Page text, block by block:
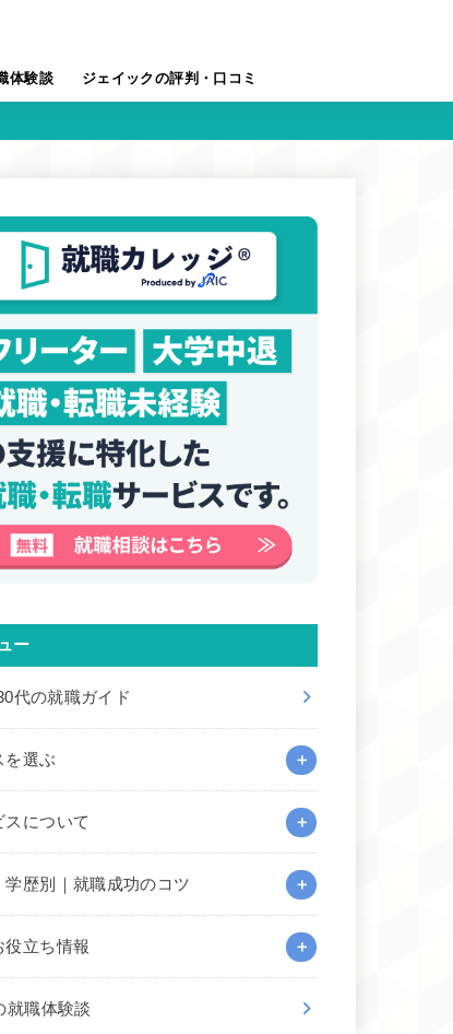
体験談 ジェイックの評判・口コミ
ー
代の就職ガイド
を選ぶ
スについて
学歴別｜就職成功のコツ
役立ち情報
就職体験談